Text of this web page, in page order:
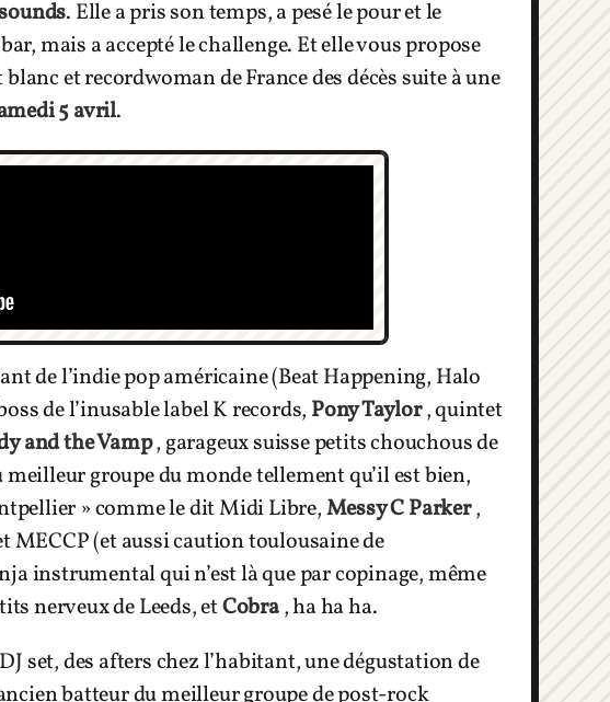
. Elle a pris son temps, a pesé le pour et le
mais a accepté le challenge. Et elle vous propose
et recordwoman de France des décès suite à une
5 avril.
de l’indie pop américaine (Beat Happening, Halo
de l’inusable label K records, Pony Taylor, quintet
and the Vamp, garageux suisse petits chouchous de
meilleur groupe du monde tellement qu’il est bien,
» comme le dit Midi Libre,Messy C Parker,
MECCP (et aussi caution toulousaine de
instrumental qui n’est là que par copinage, même
nerveux de Leeds, etCobra, ha ha ha.
set, des afters chez l’habitant, une dégustation de
batteur du meilleur groupe de post-rock